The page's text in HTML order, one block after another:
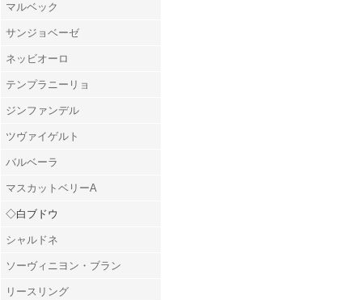
マルベック
サンジョベーゼ
ネッビオーロ
テンプラニーリョ
ジンファンデル
ツヴァイゲルト
バルベーラ
マスカットベリーA
◇白ブドウ
シャルドネ
ソーヴィニヨン・ブラン
リースリング